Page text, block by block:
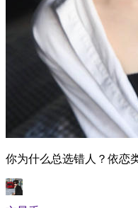
你为什么总选错人？依恋